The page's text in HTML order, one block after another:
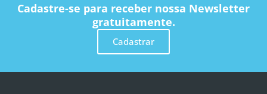
Cadastre-se para receber nossa Newsletter
gratuitamente.
Cadastrar